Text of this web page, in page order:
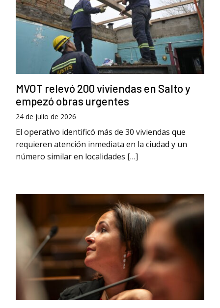
MVOT relevó 200 viviendas en Salto y
empezó obras urgentes
24 de julio de 2026
El operativo identificó más de 30 viviendas que
requieren atención inmediata en la ciudad y un
número similar en localidades […]